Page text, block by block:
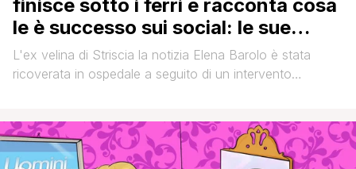
finisce sotto i ferri e racconta cosa
le è successo sui social: le sue
parole
L'ex velina di Striscia la notizia Elena Barolo è stata
ricoverata in ospedale a seguito di un intervento
bancone del tg satirico di Canale 5, ha raccontato sui
social cosa le è successo. A circa dieci giorni